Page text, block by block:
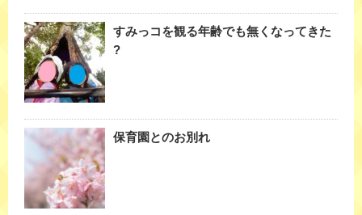
すみっコを観る年齢でも無くなってきた
?
保育園とのお別れ